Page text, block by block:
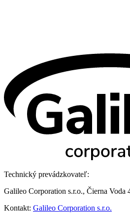
Technický prevádzkovateľ:
Galileo Corporation s.r.o., Čierna Voda
Kontakt: Galileo Corporation s.r.o.